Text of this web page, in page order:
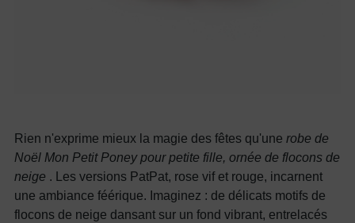
Rien n'exprime mieux la magie des fêtes qu'une robe de
Noël Mon Petit Poney pour petite fille, ornée de flocons de
neige . Les versions PatPat, rose vif et rouge, incarnent
une ambiance féérique. Imaginez : de délicats motifs de
flocons de neige dansant sur un fond vibrant, entrelacés